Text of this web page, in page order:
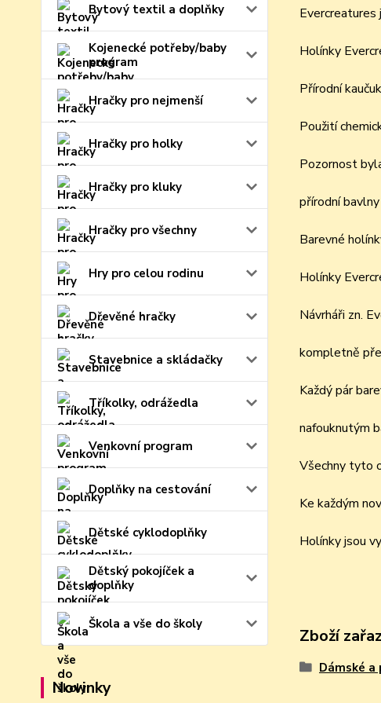
Bytový textil a doplňky
Kojenecké potřeby/baby
program
Hračky pro nejmenší
Hračky pro holky
Hračky pro kluky
Hračky pro všechny
Hry pro celou rodinu
Dřevěné hračky
Stavebnice a skládačky
Tříkolky, odrážedla
Venkovní program
Doplňky na cestování
Dětské cyklodoplňky
Dětský pokojíček a
doplňky
Škola a vše do školy
Novinky
Holínky
Přírodní
Použití
Pozornost
přírodní
Barevné
Holínky
Návrháři zn.
kompletně
Každý pár
nafouknutým
Všechny tyto
Ke každým
Holínky jsou
Zboží
Dámské a